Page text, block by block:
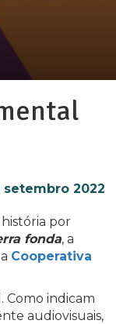
setembro 2022
por
fonda, a
Cooperativa
Como indicam
audiovisuais,